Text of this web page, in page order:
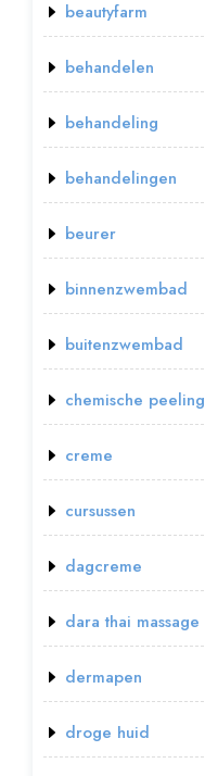
beautyfarm
behandelen
behandeling
behandelingen
beurer
binnenzwembad
buitenzwembad
chemische peeling
creme
cursussen
dagcreme
dara thai massage
dermapen
droge huid